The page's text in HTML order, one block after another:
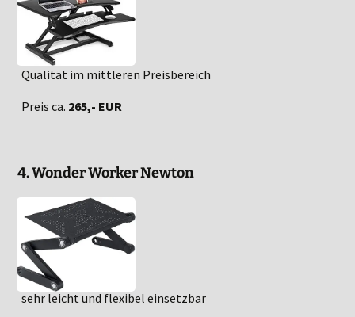
Qualität im mittleren Preisbereich
Preis ca. 265,- EUR
4. Wonder Worker Newton
sehr leicht und flexibel einsetzbar